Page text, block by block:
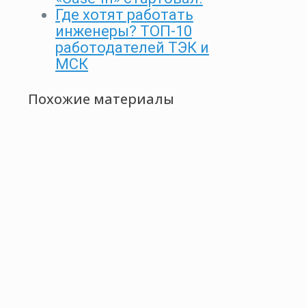
Где хотят работать
инженеры? ТОП-10
работодателей ТЭК и
МСК
Похожие материалы